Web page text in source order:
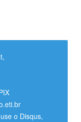
o Disqus,